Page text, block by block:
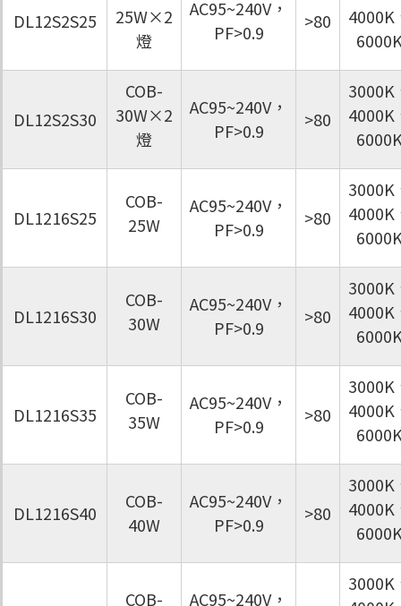
DL12S2S25
25W×2
燈
AC95~240V，
PF>0.9
>80
4000K
DL12S2S30
COB-
30W×2
燈
AC95~240V，
PF>0.9
>80
3000K
4000K
DL1216S25
COB-
25W
AC95~240V，
PF>0.9
>80
3000K
4000K
DL1216S30
COB-
30W
AC95~240V，
PF>0.9
>80
3000K
4000K
DL1216S35
COB-
35W
AC95~240V，
PF>0.9
>80
3000K
4000K
DL1216S40
COB-
40W
AC95~240V，
PF>0.9
>80
3000K
4000K
COB- AC95~240V，
3000K